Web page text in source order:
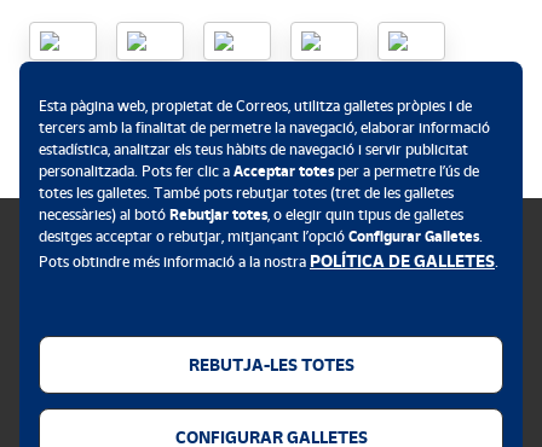
Privacitat web
Esta pàgina web, propietat de Correos, utilitza galletes pròpies i de
tercers amb la finalitat de permetre la navegació, elaborar informació
estadística, analitzar els teus hàbits de navegació i servir publicitat
personalitzada. Pots fer clic a Acceptar totesper a permetre l’ús de
totes les galletes. També pots rebutjar totes (tret de les galletes
necessàries) al botó Rebutjar totes, o elegir quin tipus de galletes
desitges acceptar o rebutjar, mitjançant l’opció Configurar Galletes.
Pots obtindre més informació a la nostra POLÍTICA DE GALLETES.
REBUTJA-LES TOTES
CONFIGURAR GALLETES